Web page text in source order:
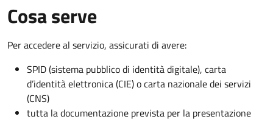
Cosa serve
Per accedere al servizio, assicurati di avere:
SPID (sistema pubblico di identità digitale), carta
d’identità elettronica (CIE) o carta nazionale dei servizi
(CNS)
tutta la documentazione prevista per la presentazione